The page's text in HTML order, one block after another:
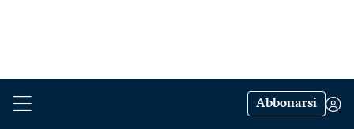
Abbonarsi